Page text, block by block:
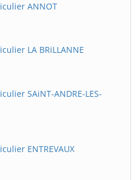
ANNOT
LA BRiLLANNE
SAiNT-ANDRE-LES-
ENTREVAUX